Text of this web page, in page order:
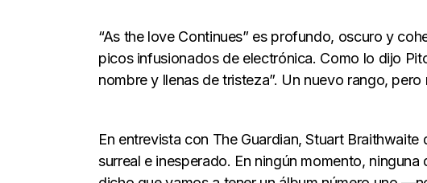
“As the love Continues” es profundo, oscuro y
picos infusionados de electrónica. Como lo dijo
nombre y llenas de tristeza”. Un nuevo rango,
En entrevista con The Guardian, Stuart
surreal e inesperado. En ningún momento,